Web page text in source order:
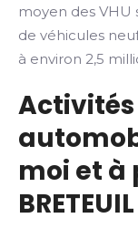
moyen des VHU
de véhicules
à environ 2,5
Activités
moi et à